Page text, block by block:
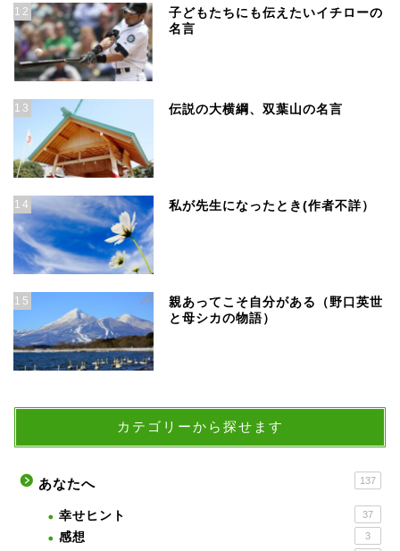
12
子どもたちにも伝えたいイチローの
名言
13 伝説の大横綱、双葉山の名言
14 私が先生になったとき(作者不詳）
15
親あってこそ自分がある（野口英世
と母シカの物語）
カテゴリーから探せます
あなたへ 137
幸せヒント 37
感想 3